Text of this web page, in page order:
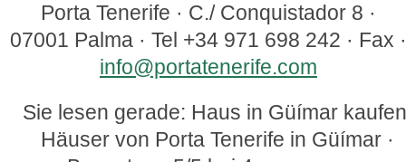
Porta Tenerife · C./ Conquistador 8 ·
07001 Palma · Tel +34 971 698 242 · Fax ·
info@portatenerife.com
Sie lesen gerade: Haus in Güímar
Häuser von Porta Tenerife in Güímar ·